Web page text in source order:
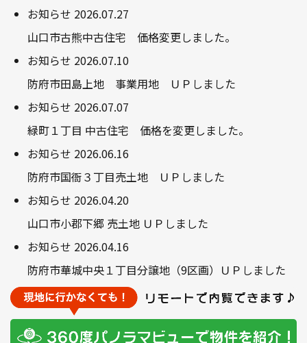
お知らせ 2026.07.27
山口市古熊中古住宅 価格変更しました。
お知らせ 2026.07.10
防府市田島上地 事業用地 ＵＰしました
お知らせ 2026.07.07
緑町１丁目 中古住宅 価格を変更しました。
お知らせ 2026.06.16
防府市国衙３丁目売土地 ＵＰしました
お知らせ 2026.04.20
山口市小郡下郷 売土地 ＵＰしました
お知らせ 2026.04.16
防府市華城中央１丁目分譲地（9区画）ＵＰしました